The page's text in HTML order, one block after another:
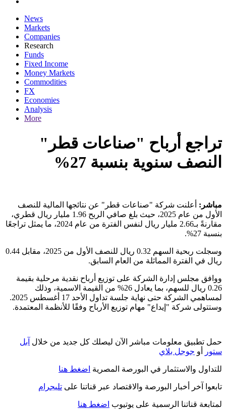
News
Markets
Companies
Research
Funds
Fixed Income
Money Markets
Commodities
FX
Economies
Analysis
More
تراجع أرباح "صناعات قطر"
النصف سنوية بنسبة 27%
مباشر:
أعلنت شركة "صناعات قطر" عن نتائجها المالية للنصف
الأول من عام 2025، حيث بلغ صافي الربح 1.96 مليار ريال قطري،
مقارنةً بـ2.66 مليار ريال لنفس الفترة من عام 2024، ما يمثل تراجعًا
بنسبة 27%.
وسجلت ربحية السهم 0.32 ريال للنصف الأول من 2025، مقابل 0.44
ريال في الفترة المماثلة من العام السابق.
ووافق مجلس إدارة الشركة على توزيع أرباح نقدية مرحلية بقيمة
0.26 ريال للسهم، بما يعادل 26% من القيمة الاسمية، وذلك
لمساهمي الشركة حتى نهاية جلسة تداول الأحد 17 أغسطس 2025.
وستتولى شركة "إيداع" مهام توزيع الأرباح وفقًا للأنظمة المعتمدة.
حمل تطبيق معلومات مباشر الآن ليصلك كل جديد من خلال آبل
ستور
أو جوجل بلاي
للتداول والاستثمار في البورصة المصرية اضغط هنا
تابعوا آخر أخبار البورصة والاقتصاد عبر قناتنا على تليجرام
لمتابعة قناتنا الرسمية على يوتيوب اضغط هنا